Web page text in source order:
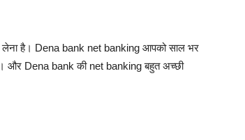
है। Dena bank net banking आपको साल भर
और Dena bank की net banking बहुत अच्छी